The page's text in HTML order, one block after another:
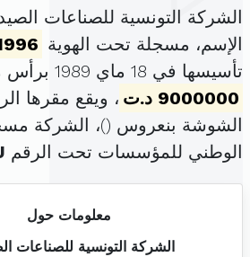
الشركة التونسية للصناعات
الإسم، مسجلة تحت الهوية
تأسيسها في 18 ماي 1989 برأس مال قدره
9000000 د.ت
، ويقع مقرها
الشوشة بنعروس ()، الشركة
الوطني للمؤسسات تحت الرقم
معلومات حول
الشركة التونسية للصناعات